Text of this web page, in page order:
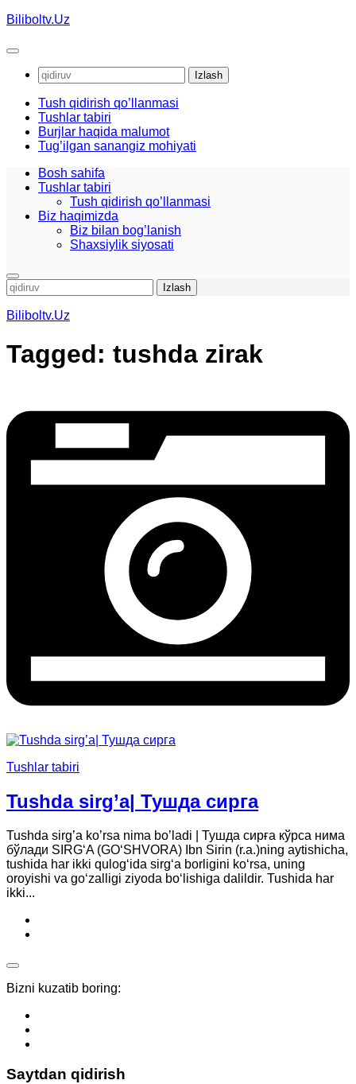
Skip
content
Biliboltv.Uz
Qidirshish:
Tush qidirish qo’llanmasi
Tushlar tabiri
Burjlar haqida malumot
Tug’ilgan sanangiz mohiyati
Bosh sahifa
Tushlar tabiri
Tush qidirish qo’llanmasi
Biz haqimizda
Biz bilan bog’lanish
Shaxsiylik siyosati
Qidirshish:
Biliboltv.Uz
Tagged: tushda zirak
Tushlar tabiri
Tushda sirg’a| Тушда сирга
Tushda sirg’a ko’rsa nima bo’ladi | Тушда сирға кўрса нима
бўлади SIRG‘A (GO‘SHVORA) Ibn Sirin (r.a.)ning aytishicha,
tushida har ikki qulog‘ida sirg‘a borligini ko‘rsa, uning
oroyishi va go‘zalligi ziyoda bo‘lishiga dalildir. Tushida har
ikki...
Bizni kuzatib boring:
Saytdan qidirish